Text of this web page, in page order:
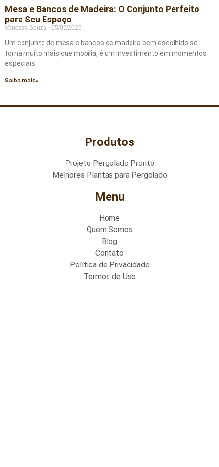
Mesa e Bancos de Madeira: O Conjunto Perfeito
para Seu Espaço
Vanessa Souza 05/05/2025
Um conjunto de mesa e bancos de madeira bem escolhido se
torna muito mais que mobília, é um investimento em momentos
especiais.
Saiba mais»
Produtos
Projeto Pergolado Pronto
Melhores Plantas para Pergolado
Menu
Home
Quem Somos
Blog
Contato
Política de Privacidade
Termos de Uso